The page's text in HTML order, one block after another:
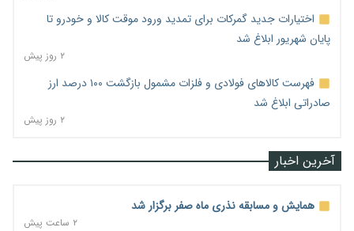
اختیارات جدید گمرکات برای تمدید ورود موقت کالا و خودرو تا
پایان شهریور ابلاغ شد
۲ روز پیش
فهرست کالاهای فولادی و فلزات مشمول بازگشت ۱۰۰ درصد ارز
صادراتی ابلاغ شد
۲ روز پیش
آخرین اخبار
همایش و مسابقه نذری ماه صفر برگزار شد
۲ ساعت پیش